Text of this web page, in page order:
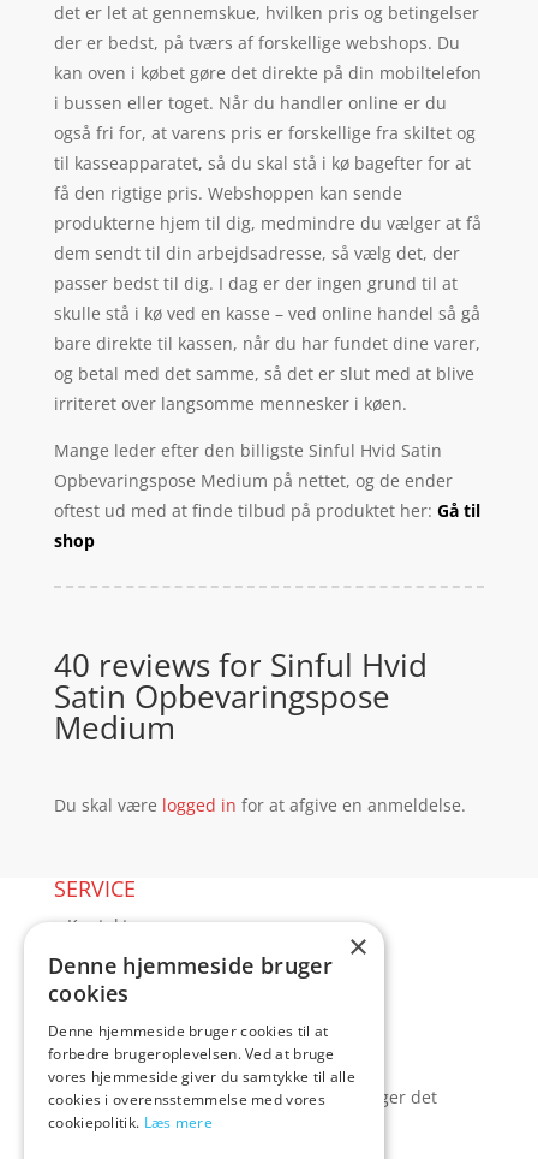
det er let at gennemskue, hvilken pris og betingelser
der er bedst, på tværs af forskellige webshops. Du
kan oven i købet gøre det direkte på din mobiltelefon
i bussen eller toget. Når du handler online er du
også fri for, at varens pris er forskellige fra skiltet og
til kasseapparatet, så du skal stå i kø bagefter for at
få den rigtige pris. Webshoppen kan sende
produkterne hjem til dig, medmindre du vælger at få
dem sendt til din arbejdsadresse, så vælg det, der
passer bedst til dig. I dag er der ingen grund til at
skulle stå i kø ved en kasse – ved online handel så gå
bare direkte til kassen, når du har fundet dine varer,
og betal med det samme, så det er slut med at blive
irriteret over langsomme mennesker i køen.
Mange leder efter den billigste Sinful Hvid Satin
Opbevaringspose Medium på nettet, og de ender
oftest ud med at finde tilbud på produktet her: Gå til
shop
40 reviews for Sinful Hvid
Satin Opbevaringspose
Medium
Du skal være logged in for at afgive en anmeldelse.
SERVICE
▸ Kontakt
▸ Kundeservice
▸ Sex guides
▸ Leveringsmuligheder
▸ Returnering
Blog
Pris, kvalitet & sexlegetøj – hvordan hænger det
sammen?
×
Denne hjemmeside bruger
cookies
Denne hjemmeside bruger cookies til at
forbedre brugeroplevelsen. Ved at bruge
vores hjemmeside giver du samtykke til alle
cookies i overensstemmelse med vores
cookiepolitik. Læs mere